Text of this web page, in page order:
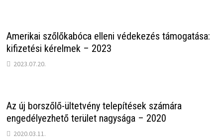
Amerikai szőlőkabóca elleni védekezés támogatása:
kifizetési kérelmek – 2023
2023.07.20.
Az új borszőlő-ültetvény telepítések számára
engedélyezhető terület nagysága – 2020
2020.03.11.